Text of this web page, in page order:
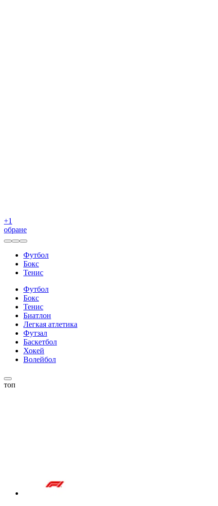
+1
обране
Футбол
Бокс
Тенис
Футбол
Бокс
Тенис
Биатлон
Легкая атлетика
Футзал
Баскетбол
Хокей
Волейбол
топ